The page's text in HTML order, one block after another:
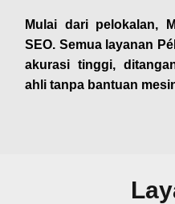
Mulai dari pelokalan,
SEO. Semua layanan
akurasi tinggi,
ahli tanpa bantuan